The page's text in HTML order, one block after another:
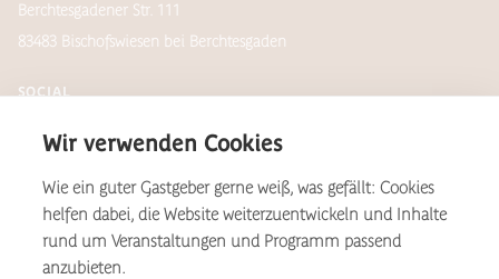
Wir verwenden Cookies
Wie ein guter Gastgeber gerne weiß, was gefällt: Cookies
helfen dabei, die Website weiterzuentwickeln und Inhalte
rund um Veranstaltungen und Programm passend
anzubieten.
Berchtesgadener Str. 111
83483 Bischofswiesen bei Berchtesgaden
SOCIAL
Newsletter